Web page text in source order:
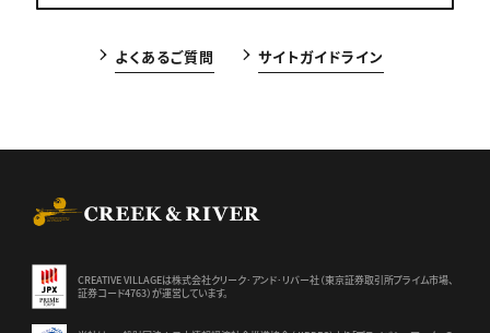
よくあるご質問 サイトガイドライン
CREATIVE VILLAGEは株式会社クリーク･アンド･リバー社（東京証券取引所プライム市場、
証券コード4763）が運営しています。